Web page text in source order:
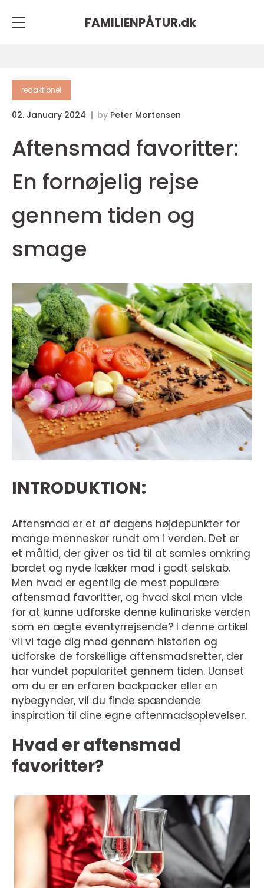
FAMILIENPÅTUR.dk
redaktionel
02. January 2024 by Peter Mortensen
Aftensmad favoritter:
En fornøjelig rejse
gennem tiden og
smage
INTRODUKTION:
Aftensmad er et af dagens højdepunkter for
mange mennesker rundt om i verden. Det er
et måltid, der giver os tid til at samles omkring
bordet og nyde lækker mad i godt selskab.
Men hvad er egentlig de mest populære
aftensmad favoritter, og hvad skal man vide
for at kunne udforske denne kulinariske verden
som en ægte eventyrrejsende? I denne artikel
vil vi tage dig med gennem historien og
udforske de forskellige aftensmadsretter, der
har vundet popularitet gennem tiden. Uanset
om du er en erfaren backpacker eller en
nybegynder, vil du finde spændende
inspiration til dine egne aftenmadsoplevelser.
Hvad er aftensmad
favoritter?